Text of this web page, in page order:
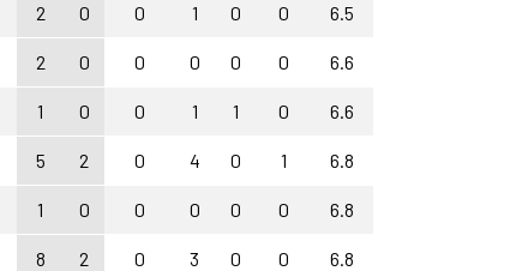
2 0 0 1 0 0 6.5
2 0 0 0 0 0 6.6
1 0 0 1 1 0 6.6
5 2 0 4 0 1 6.8
1 0 0 0 0 0 6.8
8 2 0 3 0 0 6.8